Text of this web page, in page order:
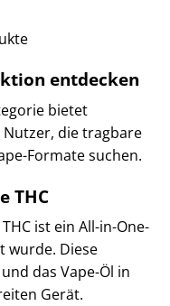
entdecken
bietet
die tragbare
Formate suchen.
THC
ist ein All-in-One-
wurde. Diese
das Vape-Öl in
Gerät.